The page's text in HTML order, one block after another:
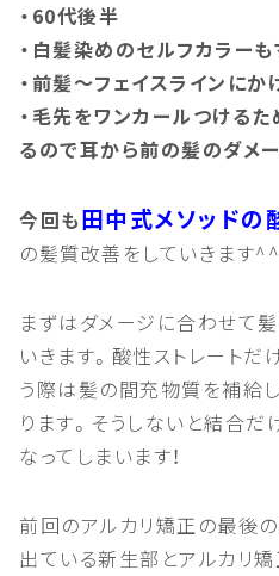
・60代後半
・白髪染めのセルフカラー
・前髪～フェイスラインに
・毛先をワンカールつける
るので耳から前の髪のダメ
今回も田中式メソッドの
の髪質改善をしていきます^^
まずはダメージに合わせて
いきます。酸性ストレート
う際は髪の間充物質を補給
ります。そうしないと結合
なってしまいます！
前回のアルカリ矯正の最後
出ている新生部とアルカリ